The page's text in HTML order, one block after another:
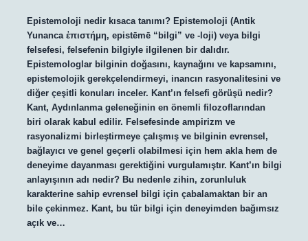
Epistemoloji nedir kısaca tanımı? Epistemoloji (Antik
Yunanca ἐπιστήμη, epistēmē “bilgi” ve -loji) veya bilgi
felsefesi, felsefenin bilgiyle ilgilenen bir dalıdır.
Epistemologlar bilginin doğasını, kaynağını ve kapsamını,
epistemolojik gerekçelendirmeyi, inancın rasyonalitesini ve
diğer çeşitli konuları inceler. Kant’ın felsefi görüşü nedir?
Kant, Aydınlanma geleneğinin en önemli filozoflarından
biri olarak kabul edilir. Felsefesinde ampirizm ve
rasyonalizmi birleştirmeye çalışmış ve bilginin evrensel,
bağlayıcı ve genel geçerli olabilmesi için hem akla hem de
deneyime dayanması gerektiğini vurgulamıştır. Kant’ın bilgi
anlayışının adı nedir? Bu nedenle zihin, zorunluluk
karakterine sahip evrensel bilgi için çabalamaktan bir an
bile çekinmez. Kant, bu tür bilgi için deneyimden bağımsız
açık ve…